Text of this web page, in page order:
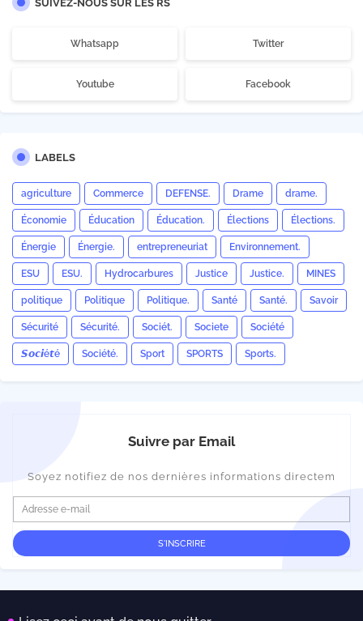
SUIVEZ-NOUS SUR LES RS
Whatsapp Twitter
Youtube Facebook
LABELS
agriculture Commerce DEFENSE. Drame drame.
Économie Éducation Éducation. Élections Élections.
Énergie Énergie. entrepreneuriat Environnement.
ESU ESU. Hydrocarbures Justice Justice. MINES
politique Politique Politique. Santé Santé. Savoir
Sécurité Sécurité. Sociét. Societe Société
𝙎𝙤𝙘𝙞é𝙩é Société. Sport SPORTS Sports.
Suivre par Email
Soyez notifiez de nos dernières informations directem